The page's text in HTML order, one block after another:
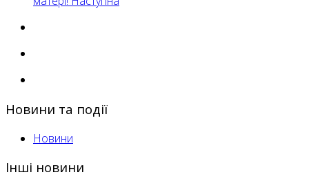
Новини та події
Новини
Інші новини